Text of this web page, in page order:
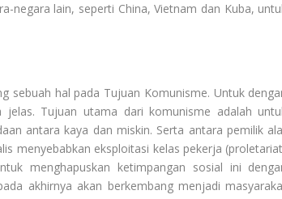
negara lain, seperti China, Vietnam dan Kuba,
sebuah hal pada Tujuan Komunisme. Untuk
Tujuan utama dari komunisme adalah
antara kaya dan miskin. Serta antara pemilik
menyebabkan eksploitasi kelas pekerja
menghapuskan ketimpangan sosial ini
akhirnya akan berkembang menjadi